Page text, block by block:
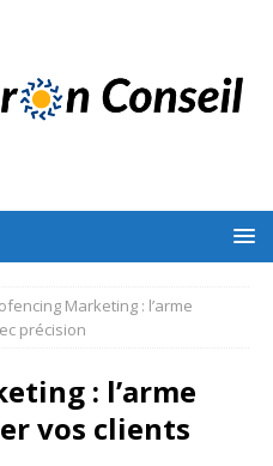
Marketing : l’arme
précision
: l’arme
vos clients